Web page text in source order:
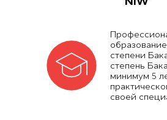
степени
степень
минимум 5
своей